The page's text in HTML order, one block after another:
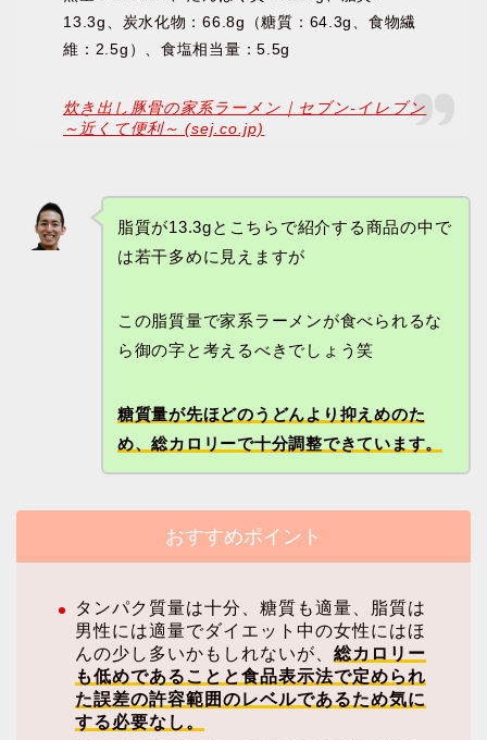
13.3g、炭水化物：66.8g（糖質：64.3g、食物繊
維：2.5g）、食塩相当量：5.5g
炊き出し豚骨の家系ラーメン｜セブン‐イレブン
～近くて便利～ (sej.co.jp)
脂質が13.3gとこちらで紹介する商品の中で
は若干多めに見えますが
この脂質量で家系ラーメンが食べられるな
ら御の字と考えるべきでしょう笑
糖質量が先ほどのうどんより抑えめのた
め、総カロリーで十分調整できています。
おすすめポイント
タンパク質量は十分、糖質も適量、脂質は
男性には適量でダイエット中の女性にはほ
んの少し多いかもしれないが、 総カロリー
も低めであることと食品表示法で定められ
た誤差の許容範囲のレベルであるため気に
する必要なし。